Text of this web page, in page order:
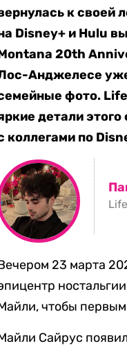
к своей
Disney+ и Hulu
20th
Анджелесе
фото.
детали
коллегами по
23 марта
чтобы
Сайрус